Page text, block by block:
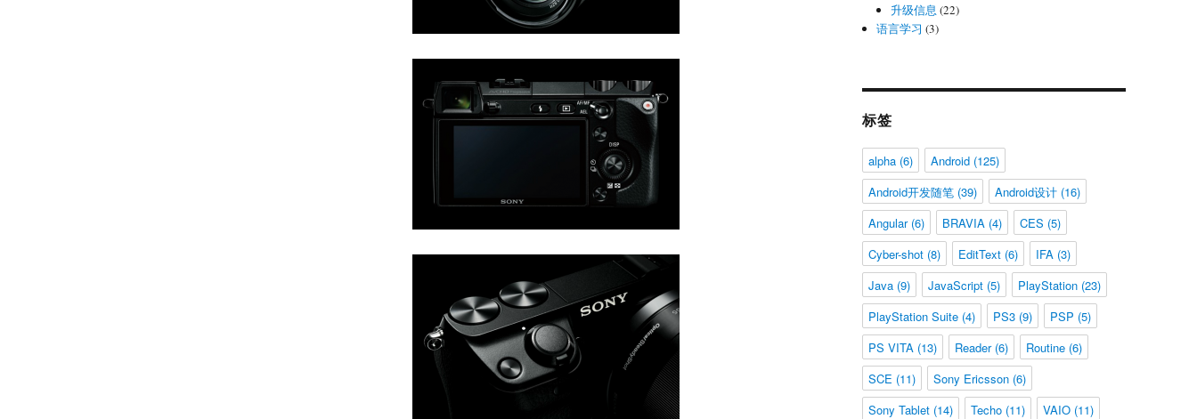
升级信息 (22)
语言学习 (3)
标签
alpha(6) Android(125)
Android开发随笔(39) Android设计(16)
Angular(6) BRAVIA(4) CES (5)
Cyber-shot(8) EditText(6) IFA(3)
Java(9) JavaScript(5) PlayStation(23)
PlayStation Suite(4) PS3(9) PSP (5)
PS VITA(13) Reader(6) Routine(6)
SCE (11) Sony Ericsson(6)
Sony Tablet(14) Techo(11) VAIO(11)